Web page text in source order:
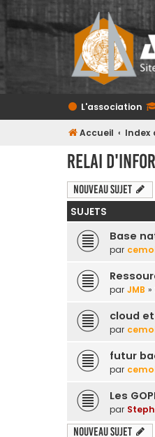
L'association
Accueil Index
Relai
Nouveau sujet
SUJETS
Base
par
par JMB »
cloud
par
futur
par
Les
par
Nouveau sujet